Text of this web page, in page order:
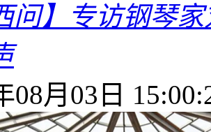
问】专访钢琴
08月03日